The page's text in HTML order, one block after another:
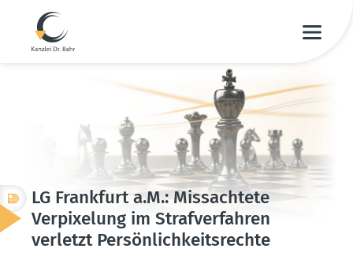
LG Frankfurt a.M.: Missachtete
Verpi­xelung im Straf­ver­fahren
verletzt Persön­lich­keits­rechte